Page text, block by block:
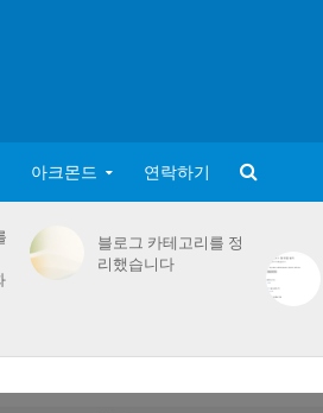
아크몬드 연락하기
블로그 카테고리를 정
리했습니다